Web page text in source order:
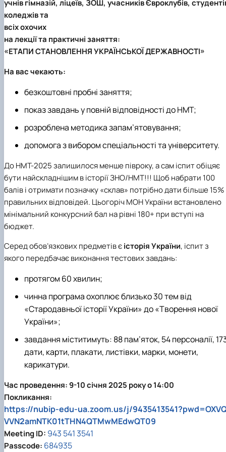
Проєкт «Розвиток лідерських навичок жінок
учнів гімназій, ліцеїв, ЗОШ, учасників Євроклубів,
коледжів та
всіх охочих
на лекції та практичні заняття:
«ЕТАПИ СТАНОВЛЕННЯ УКРАЇНСЬКОЇ ДЕРЖАВНОСТІ»
На вас чекають:
безкоштовні пробні заняття;
показ завдань у повній відповідності до НМТ;
розроблена методика запам’ятовування;
допомога з вибором спеціальності та університету.
До НМТ-2025 залишилося менше півроку, а сам іспит обіцяє
бути найскладнішим в історії ЗНО/НМТ!!! Щоб набрати 100
балів і отримати позначку «склав» потрібно дати більше 15%
правильних відповідей. Цьогоріч МОН України встановлено
мінімальний конкурсний бал на рівні 180+ при вступі на
бюджет.
Середобов’язкових предметів єісторія України, іспит з
якого передбачає виконання тестових завдань:
протягом 60 хвилин;
чинна програма охоплює близько 30 тем від
«Стародавньої історії України» до «Творення нової
України»;
завдання міститимуть: 88 пам’яток, 54 персоналії,
дати, карти, плакати, листівки, марки, монети,
карикатури.
Час проведення:9-10 січня 2025 року о 14:00
Покликання:
https://nubip-edu-ua.zoom.us/j/
VVN2amNTK01tTHN4QTMwMEdwQT09
Meeting ID: 943 541 3541
Passcode: 684935